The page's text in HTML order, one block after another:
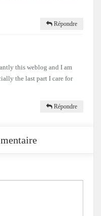
Répondre
this weblog and I am
the last part I care for
Répondre